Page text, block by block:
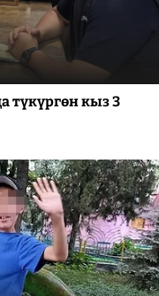
түкүргөн кыз 3